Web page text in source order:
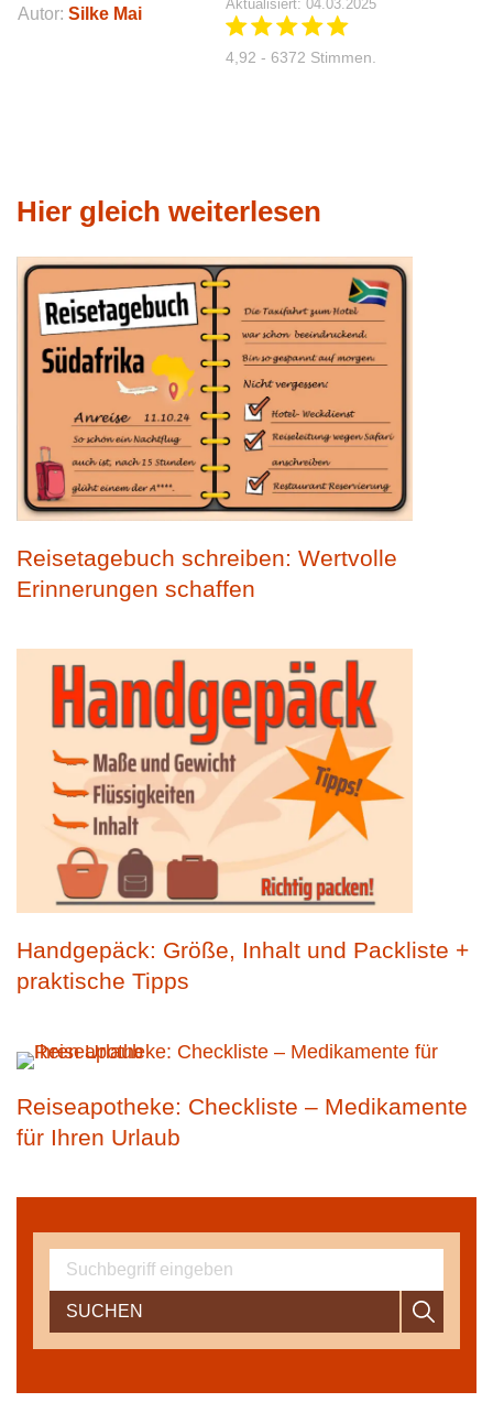
Autor: Silke Mai
Aktualisiert: 04.03.2025
4,92 - 6372 Stimmen.
Hier gleich weiterlesen
Reisetagebuch schreiben: Wertvolle
Erinnerungen schaffen
Handgepäck: Größe, Inhalt und Packliste +
praktische Tipps
Reiseapotheke: Checkliste – Medikamente
für Ihren Urlaub
SUCHEN